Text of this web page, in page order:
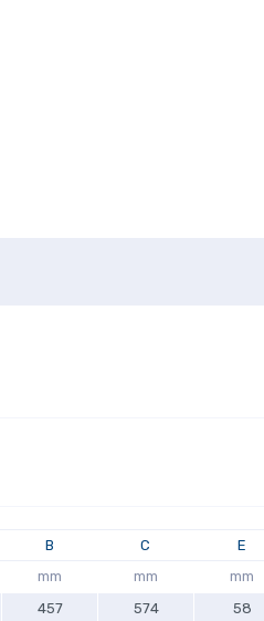
B C E
mm mm mm
457 574 58